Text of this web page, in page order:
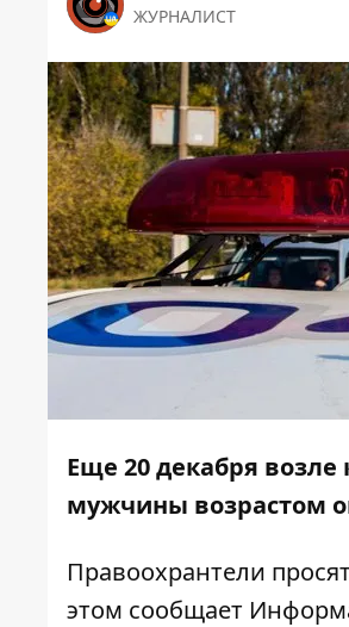
ЖУРНАЛИСТ
Еще 20 декабря
мужчины возрастом
Правоохрантели
этом сообщает